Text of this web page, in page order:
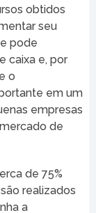
obtidos
seu
pode
caixa e, por
o
em um
empresas
de
de 75%
realizados
a